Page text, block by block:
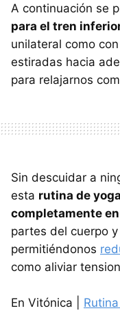
A continuación se
para el tren
unilateral como
estiradas hacia
para relajarnos
Sin descuidar a
esta rutina de
completamente
partes del cuerpo
permitiéndonos
como aliviar
En Vitónica |